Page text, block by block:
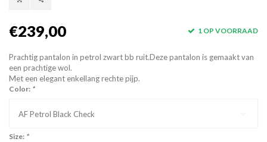
€239,00 1 OP VOORRAAD
Prachtig pantalon in petrol zwart bb ruit.Deze pantalon is gemaakt van
een prachtige wol.
Met een elegant enkellang rechte pijp.
Color: *
AF Petrol Black Check
Size: *